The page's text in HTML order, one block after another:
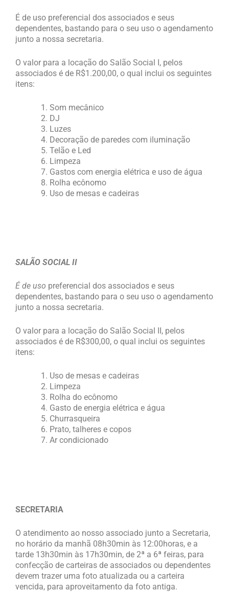
É de uso preferencial dos associados e seus
dependentes, bastando para o seu uso o agendamento
junto a nossa secretaria.
O valor para a locação do Salão Social I, pelos
associados é de R$1.200,00, o qual inclui os seguintes
itens:
Som mecânico
DJ
Luzes
Decoração de paredes com iluminação
Telão e Led
Limpeza
Gastos com energia elétrica e uso de água
Rolha ecônomo
Uso de mesas e cadeiras
SALÃO SOCIAL II
É de uso preferencial dos associados e seus
dependentes, bastando para o seu uso o agendamento
junto a nossa secretaria.
O valor para a locação do Salão Social II, pelos
associados é de R$300,00, o qual inclui os seguintes
itens:
Uso de mesas e cadeiras
Limpeza
Rolha do ecônomo
Gasto de energia elétrica e água
Churrasqueira
Prato, talheres e copos
Ar condicionado
SECRETARIA
O atendimento ao nosso associado junto a Secretaria,
no horário da manhã 08h30min às 12:00horas, e a
tarde 13h30min às 17h30min, de 2ª a 6ª feiras, para
confecção de carteiras de associados ou dependentes
devem trazer uma foto atualizada ou a carteira
vencida, para aproveitamento da foto antiga.